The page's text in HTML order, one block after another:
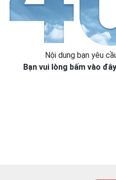
Nội dung bạn yêu
Bạn vui lòng bấm vào đây